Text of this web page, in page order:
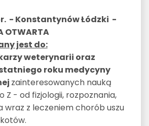
- Konstantynów Łódzki -
OTWARTA
jest do:
weterynarii oraz
roku medycyny
zainteresowanych nauką
Z - od fizjologii, rozpoznania,
wraz z leczeniem chorób uszu